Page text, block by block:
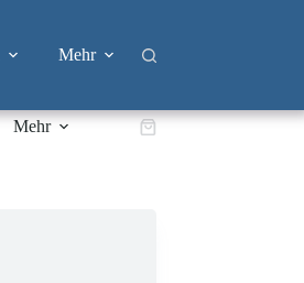
Mehr
Mehr Warenkorb